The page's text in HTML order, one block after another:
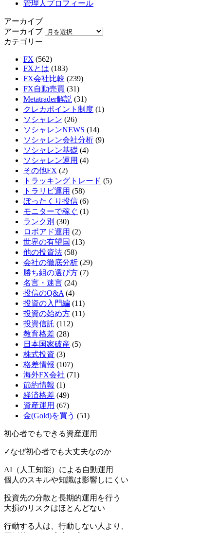
管理人プロフィール
アーカイブ
アーカイブ
カテゴリー
FX (562)
FXとは (183)
FX会社比較 (239)
FX自動売買 (31)
Metatrader解説 (31)
クレカポイント制度 (1)
ソシャレン (26)
ソシャレンNEWS (14)
ソシャレン会社分析 (9)
ソシャレン基礎 (4)
ソシャレン運用 (4)
その他FX (2)
トラッキングトレード (5)
トラリピ運用 (58)
ぼったくり投信 (6)
モニターで稼ぐ (1)
ランク別 (30)
ロボアド運用 (2)
世界の有望国 (13)
他の投資法 (58)
会社の徹底分析 (29)
勝ち組の選び方 (7)
名言・迷言 (24)
投信のQ&A (4)
投資の入門編 (11)
投資の始め方 (11)
投資信託 (112)
教育格差 (28)
日本国家破産 (5)
株式投資 (3)
格差情報 (107)
海外FX会社 (71)
節約情報 (1)
経済格差 (49)
資産運用 (67)
金(Gold)を買う (51)
初心者でもできる資産運用
✓なぜ初心者でも大丈夫なのか
AI（人工知能）による 自動運用
個人のスキルや知識は影響しにくい
投資先の分散と長期的運用を行う
大損のリスクはほとんどない
行動する人は、行動しない人より、